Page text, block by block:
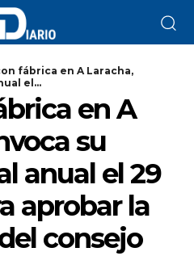
fábrica en A Laracha,
el...
en A
su
anual el 29
aprobar la
consejo